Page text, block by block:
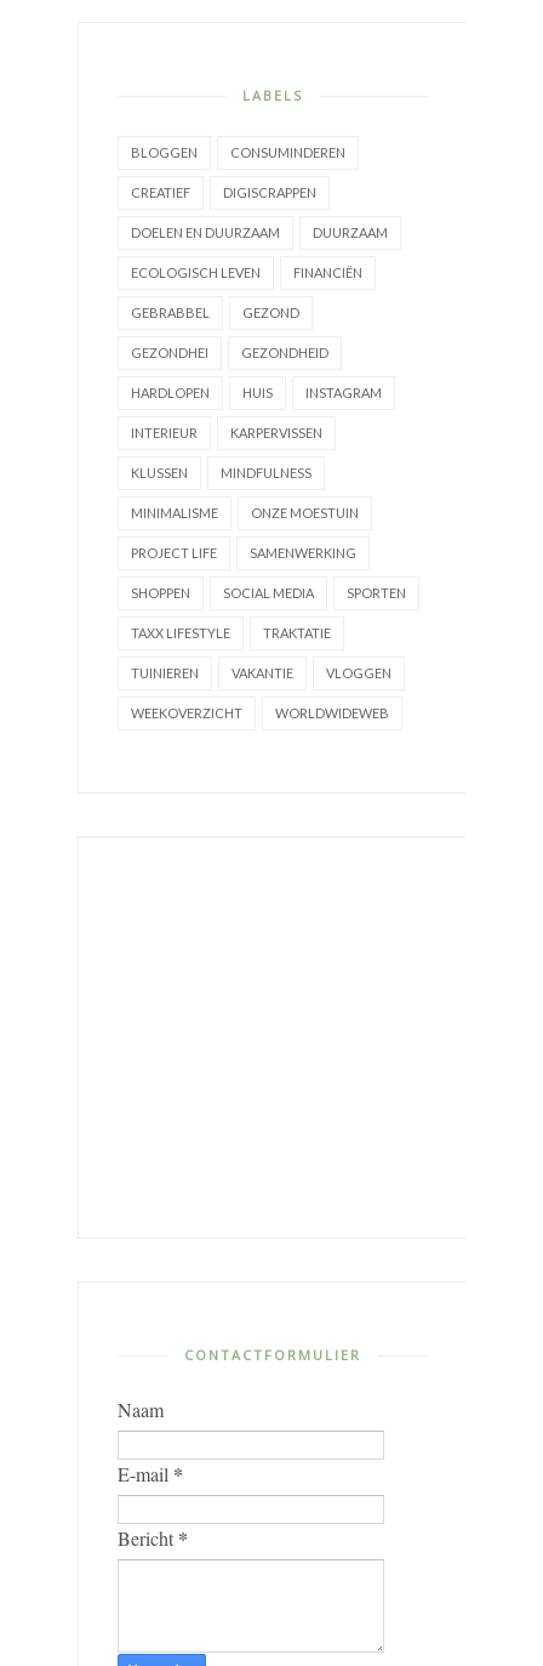
LABELS
BLOGGEN CONSUMINDEREN
CREATIEF DIGISCRAPPEN
DOELEN EN DUURZAAM DUURZAAM
ECOLOGISCH LEVEN FINANCIËN
GEBRABBEL GEZOND
GEZONDHEI GEZONDHEID
HARDLOPEN HUIS INSTAGRAM
INTERIEUR KARPERVISSEN
KLUSSEN MINDFULNESS
MINIMALISME ONZE MOESTUIN
PROJECT LIFE SAMENWERKING
SHOPPEN SOCIAL MEDIA SPORTEN
TAXX LIFESTYLE TRAKTATIE
TUINIEREN VAKANTIE VLOGGEN
WEEKOVERZICHT WORLDWIDEWEB
CONTACTFORMULIER
Naam
E-mail *
Bericht *